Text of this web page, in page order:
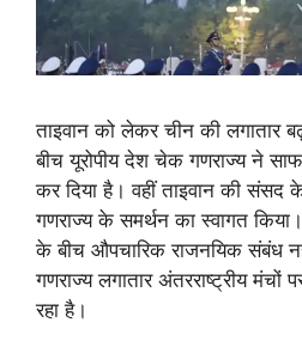
ताइवान को लेकर चीन की लगातार
बीच यूरोपीय देश चेक गणराज्य ने
कर दिया है। वहीं ताइवान की
गणराज्य के समर्थन का स्वागत
के बीच औपचारिक राजनयिक संबंध
गणराज्य लगातार अंतरराष्ट्रीय मंचों
रहा है।